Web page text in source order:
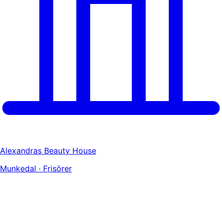
Alexandras Beauty House
Munkedal · Frisörer